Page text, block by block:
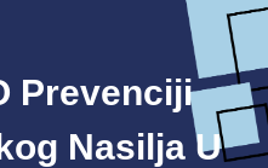
Prevenciji
Nasilja U